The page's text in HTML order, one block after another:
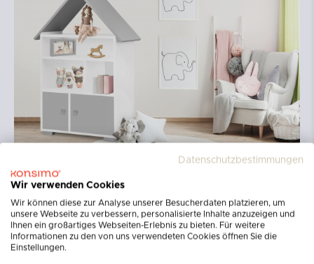
Datenschutzbestimmungen
Wir verwenden Cookies
Wir können diese zur Analyse unserer Besucherdaten platzieren, um
unsere Webseite zu verbessern, personalisierte Inhalte anzuzeigen und
Ihnen ein großartiges Webseiten-Erlebnis zu bieten. Für weitere
Informationen zu den von uns verwendeten Cookies öffnen Sie die
Einstellungen.